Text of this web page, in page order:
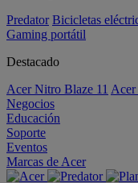
Predator Bicicletas
Gaming portátil
Destacado
Acer Nitro Blaze 11
Negocios
Educación
Soporte
Eventos
Marcas de Acer